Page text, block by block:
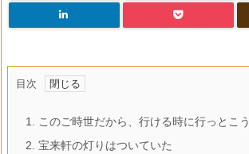
目次
1. このご時世だから、行ける時に行っとこう
2. 宝来軒の灯りはついていた